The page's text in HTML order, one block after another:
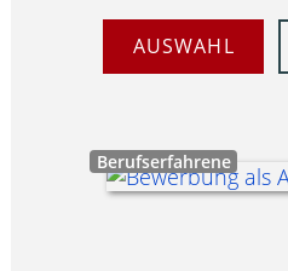
AUSWAHL
Berufserfahrene